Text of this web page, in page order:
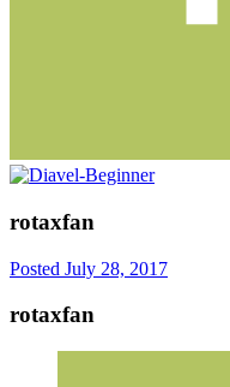
rotaxfan
Posted July 28, 2017
rotaxfan